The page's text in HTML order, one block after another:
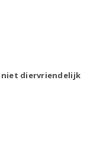
niet diervriendelijk